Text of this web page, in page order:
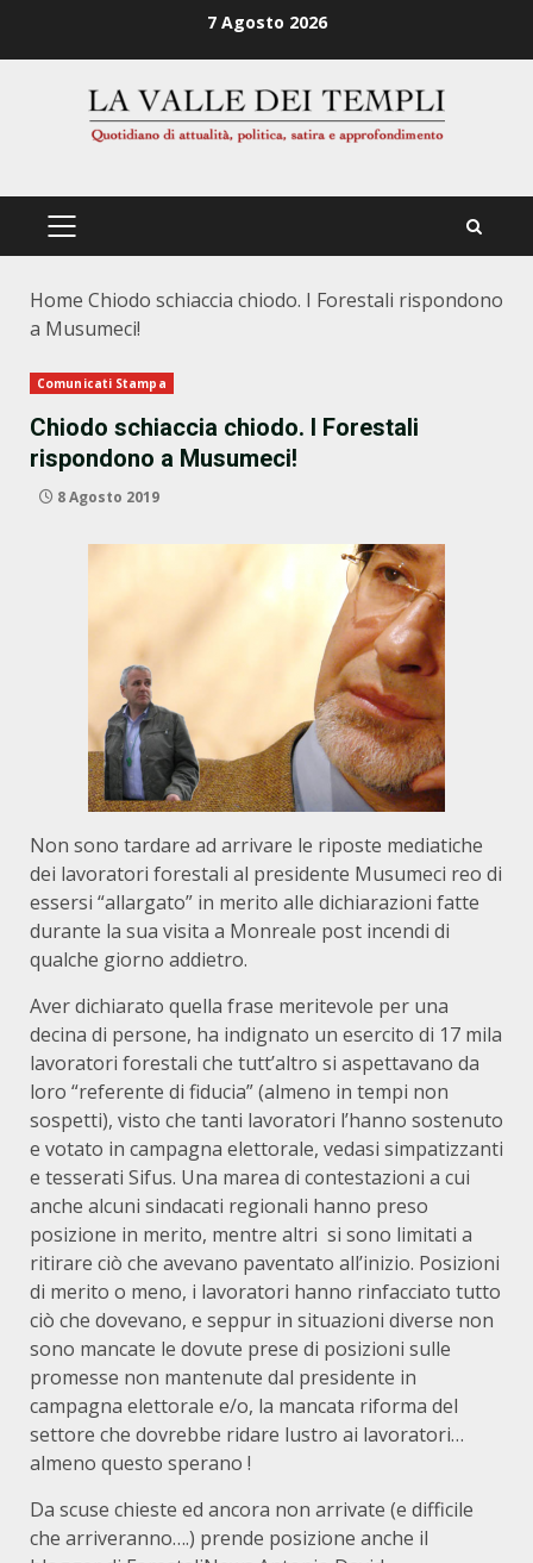
7 Agosto 2026
PRIMÄRES
Home Chiodo schiaccia chiodo. I Forestali rispondono
a Musumeci!
Comunicati Stampa
Chiodo schiaccia chiodo. I Forestali
rispondono a Musumeci!
8 Agosto 2019
Non sono tardare ad arrivare le riposte mediatiche
dei lavoratori forestali al presidente Musumeci reo di
essersi “allargato” in merito alle dichiarazioni fatte
durante la sua visita a Monreale post incendi di
qualche giorno addietro.
Aver dichiarato quella frase meritevole per una
decina di persone, ha indignato un esercito di 17 mila
lavoratori forestali che tutt’altro si aspettavano da
loro “referente di fiducia” (almeno in tempi non
sospetti), visto che tanti lavoratori l’hanno sostenuto
e votato in campagna elettorale, vedasi simpatizzanti
e tesserati Sifus. Una marea di contestazioni a cui
anche alcuni sindacati regionali hanno preso
posizione in merito, mentre altri si sono limitati a
ritirare ciò che avevano paventato all’inizio. Posizioni
di merito o meno, i lavoratori hanno rinfacciato tutto
ciò che dovevano, e seppur in situazioni diverse non
sono mancate le dovute prese di posizioni sulle
promesse non mantenute dal presidente in
campagna elettorale e/o, la mancata riforma del
settore che dovrebbe ridare lustro ai lavoratori…
almeno questo sperano !
Da scuse chieste ed ancora non arrivate (e difficile
che arriveranno….) prende posizione anche il